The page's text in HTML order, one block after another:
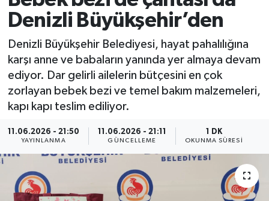
Denizli Büyükşehir’den
Denizli Büyükşehir Belediyesi, hayat pahalılığına
karşı anne ve babaların yanında yer almaya devam
ediyor. Dar gelirli ailelerin bütçesini en çok
zorlayan bebek bezi ve temel bakım malzemeleri,
kapı kapı teslim ediliyor.
11.06.2026 - 21:50
YAYINLANMA
11.06.2026 - 21:11
GÜNCELLEME
1 DK
OKUNMA SÜRESI
Son Dakika Haberleri
Haber Arşivi